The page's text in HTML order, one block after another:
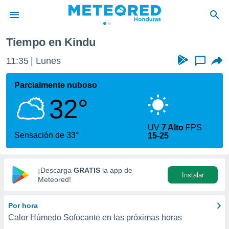
de
ha sido
que se
calidad.
a este
las
y
digital
basada
Tiempo en Kindu
11:35 Lunes ...
Parcialmente nuboso
32°
Sensación de 33°
UV7 Alto FPS
15-25
¡Descarga GRATIS la app de
Meteored!
Instalar
Por hora
Calor Húmedo Sofocante en las próximas horas